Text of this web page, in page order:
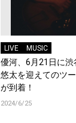
LIVE MUSIC
優河、6月21日に渋
悠太を迎えてのツ
が到着！
2024/6/25